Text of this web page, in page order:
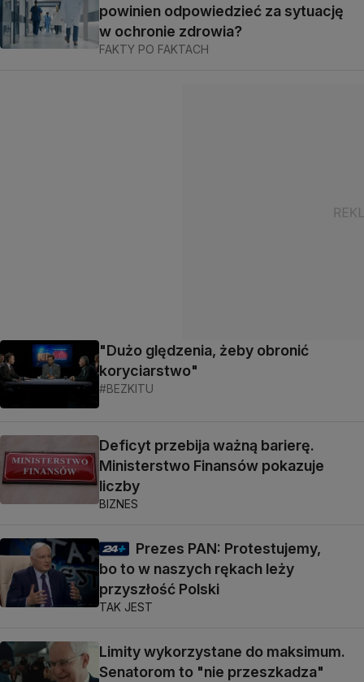
powinien odpowiedzieć za sytuację
w ochronie zdrowia?
FAKTY PO FAKTACH
"Dużo ględzenia, żeby obronić
koryciarstwo"
#BEZKITU
Deficyt przebija ważną barierę.
Ministerstwo Finansów pokazuje
liczby
BIZNES
Prezes PAN: Protestujemy,
bo to w naszych rękach leży
przyszłość Polski
TAK JEST
Limity wykorzystane do maksimum.
Senatorom to "nie przeszkadza"